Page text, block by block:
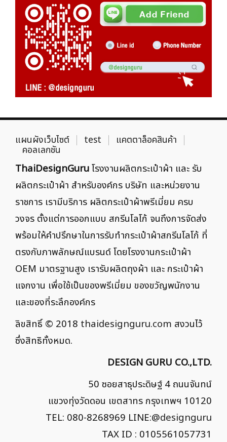
แผนผังเว็บไซต์ test แคตตาล็อคสินค้า
คอลเลกชัน
ThaiDesignGuruโรงงานผลิตกระเป๋าผ้า และ รับ
ผลิตกระเป๋าผ้า สำหรับองค์กร บริษัท และหน่วยงาน
ราชการ เรามีบริการ ผลิตกระเป๋าผ้าพรีเมี่ยม ครบ
วงจร ตั้งแต่การออกแบบ สกรีนโลโก้ จนถึงการจัดส่ง
พร้อมให้คำปรึกษาในการรับทำกระเป๋าผ้าสกรีนโลโก้ ที่
ตรงกับภาพลักษณ์แบรนด์ โดยโรงงานกระเป๋าผ้า
OEM มาตรฐานสูง เรารับผลิตถุงผ้า และ กระเป๋าผ้า
แจกงาน เพื่อใช้เป็นของพรีเมี่ยม ของขวัญพนักงาน
และของที่ระลึกองค์กร
ลิขสิทธิ์ © 2018 thaidesignguru.com สงวนไว้
ซึ่งสิทธิทั้งหมด.
DESIGN GURU CO.,LTD.
50 ซอยสาธุประดิษฐ์ 4 ถนนจันทน์
แขวงทุ่งวัดดอน เขตสาทร กรุงเทพฯ 10120
TEL: 080-8268969 LINE:@designguru
TAX ID : 0105561057731